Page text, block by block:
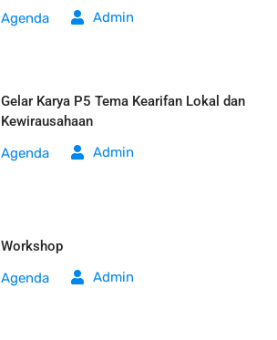
Agenda
Admin
Gelar Karya P5 Tema Kearifan Lokal dan
Kewirausahaan
Agenda
Admin
Workshop
Agenda
Admin